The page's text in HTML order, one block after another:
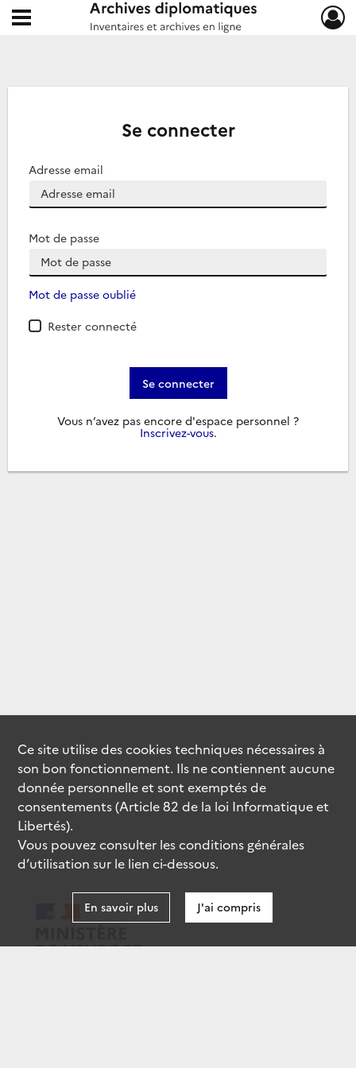
Archives diplomatiques
Ouvrir le menu déroulant
Se connecter
Adresse email
Mot de passe
Mot de passe oublié
Rester connecté
Se connecter
Vous n’avez pas encore d'espace personnel ?
Inscrivez-vous.
Ce site utilise descookiestechniques nécessaires à
son bon fonctionnement. Ils ne contiennent aucune
donnée personnelle et sont exemptés de
consentements (Article 82 de la loi Informatique et
Libertés).
Vous pouvez consulter les conditions générales
d’utilisation sur le lien ci-dessous.
En savoir plus J'ai compris